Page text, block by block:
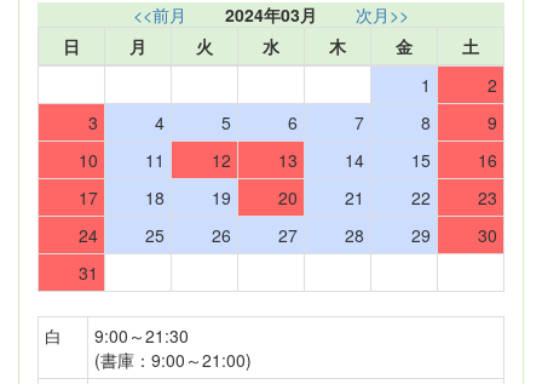
<<前月 2024年03月
次月>>
日
月 火 水 木 金
土
1
2
3
4 5 6 7 8
9
10
11 12 13 14 15
16
17
18 19 20 21 22
23
24
25 26 27 28 29
30
31
白
9:00～21:30
(書庫：9:00～21:00)